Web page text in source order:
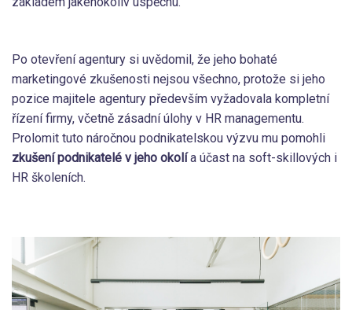
Po otevření agentury si uvědomil, že jeho bohaté
marketingové zkušenosti nejsou všechno, protože si jeho
pozice majitele agentury především vyžadovala kompletní
řízení firmy, včetně zásadní úlohy v HR managementu.
Prolomit tuto náročnou podnikatelskou výzvu mu pomohli
zkušení podnikatelé v jeho okolía účast na soft-skillových i
HR školeních.